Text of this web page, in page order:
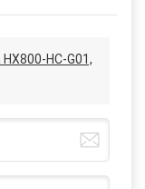
HC-G01,